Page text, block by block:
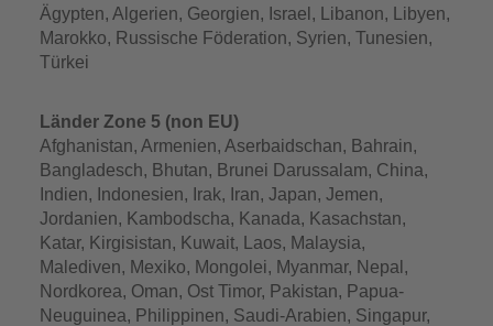
Ägypten, Algerien, Georgien, Israel, Libanon, Libyen,
Marokko, Russische Föderation, Syrien, Tunesien,
Türkei
Länder Zone 5 (non EU)
Afghanistan, Armenien, Aserbaidschan, Bahrain,
Bangladesch, Bhutan, Brunei Darussalam, China,
Indien, Indonesien, Irak, Iran, Japan, Jemen,
Jordanien, Kambodscha, Kanada, Kasachstan,
Katar, Kirgisistan, Kuwait, Laos, Malaysia,
Malediven, Mexiko, Mongolei, Myanmar, Nepal,
Nordkorea, Oman, Ost Timor, Pakistan, Papua-
Neuguinea, Philippinen, Saudi-Arabien, Singapur,